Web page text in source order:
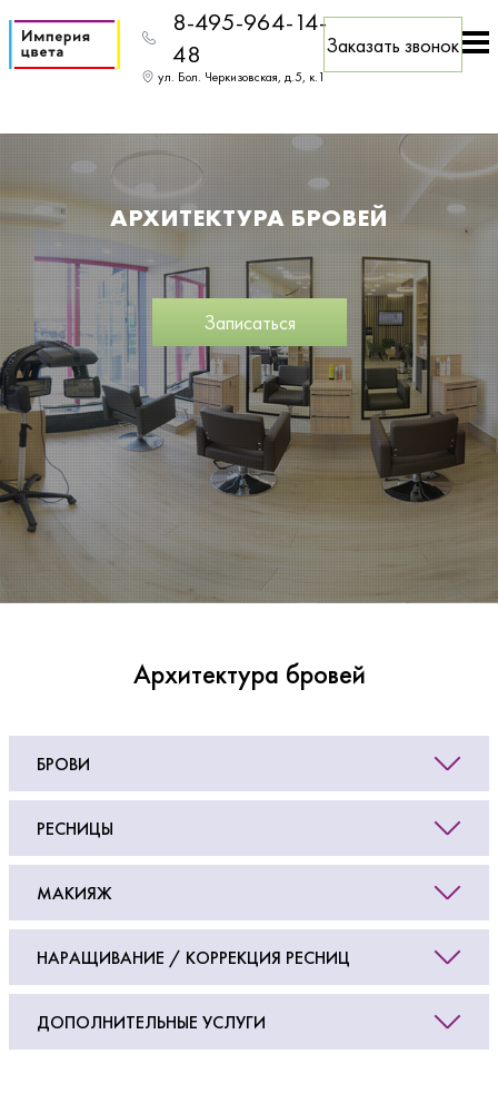
8-495-964-14-
48
ул. Бол. Черкизовская, д.5, к.1
Заказать звонок
АРХИТЕКТУРА БРОВЕЙ
Записаться
Архитектура бровей
БРОВИ
РЕСНИЦЫ
МАКИЯЖ
НАРАЩИВАНИЕ / КОРРЕКЦИЯ РЕСНИЦ
ДОПОЛНИТЕЛЬНЫЕ УСЛУГИ